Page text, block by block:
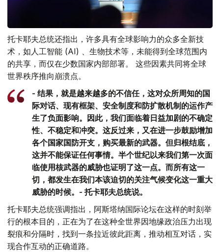
托卡耶夫总统还指出，许多具有全球影响力的众多全新技
术，如人工智能 (AI) 、生物技术等，未能得到全球范围内
的共享，而仅在少数国家内部部署。 这些因素共同将全球
世界秩序推向崩溃点。
- 结果，就是越来越多的不信任，这对众所周知的国
际对话、现有框架、安全制度和防扩散机制的运作产
生了负面影响。因此，我们面临着日益加剧的不确定
性、不稳定和冲突。这反过来，又在进一步鼓励增加
各个国家国防开支，购买最新的武器。但归根结底，
这并不能保证任何事情。半个世纪以来我们第一次面
临使用核武器的威胁也证明了这一点。而所有这一
切，都发生在我们本该迫切的关注气候变化这一重大
威胁的时候。- 托卡耶夫总统说。
托卡耶夫总统强调指出，阿斯塔纳国际论坛在这样的时刻举
行的根本目的，正在为了在这种全世界因地缘政治压力出现
裂痕和分隔时，找到一条拉近彼此距离，推动相互对话，实
现合作互动的正确道路。